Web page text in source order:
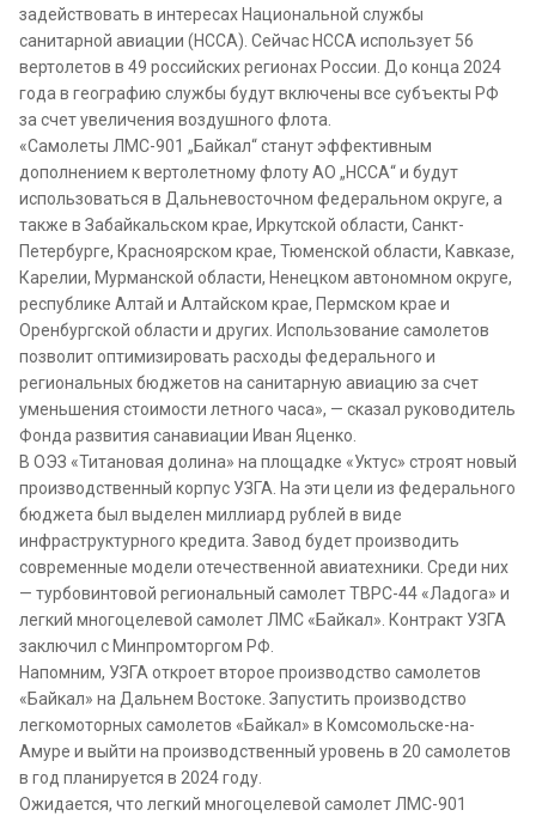
задействовать в интересах Национальной службы
санитарной авиации (НССА). Сейчас НССА использует 56
вертолетов в 49 российских регионах России. До конца 2024
года в географию службы будут включены все субъекты РФ
за счет увеличения воздушного флота.
«Самолеты ЛМС-901 „Байкал“ станут эффективным
дополнением к вертолетному флоту АО „НССА“ и будут
использоваться в Дальневосточном федеральном округе, а
также в Забайкальском крае, Иркутской области, Санкт-
Петербурге, Красноярском крае, Тюменской области, Кавказе,
Карелии, Мурманской области, Ненецком автономном округе,
республике Алтай и Алтайском крае, Пермском крае и
Оренбургской области и других. Использование самолетов
позволит оптимизировать расходы федерального и
региональных бюджетов на санитарную авиацию за счет
уменьшения стоимости летного часа», — сказал руководитель
Фонда развития санавиации Иван Яценко.
В ОЭЗ «Титановая долина» на площадке «Уктус» строят новый
производственный корпус УЗГА. На эти цели из федерального
бюджета был выделен миллиард рублей в виде
инфраструктурного кредита. Завод будет производить
современные модели отечественной авиатехники. Среди них
— турбовинтовой региональный самолет ТВРС-44 «Ладога» и
легкий многоцелевой самолет ЛМС «Байкал». Контракт УЗГА
заключил с Минпромторгом РФ.
Напомним, УЗГА откроет второе производство самолетов
«Байкал» на Дальнем Востоке. Запустить производство
легкомоторных самолетов «Байкал» в Комсомольске-на-
Амуре и выйти на производственный уровень в 20 самолетов
в год планируется в 2024 году.
Ожидается, что легкий многоцелевой самолет ЛМС-901